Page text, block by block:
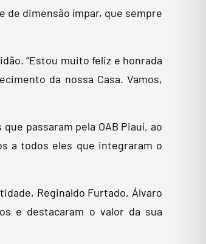
de dimensão ímpar, que sempre
“Estou muito feliz e honrada
da nossa Casa. Vamos,
passaram pela OAB Piauí, ao
a todos eles que integraram o
Reginaldo Furtado, Álvaro
e destacaram o valor da sua